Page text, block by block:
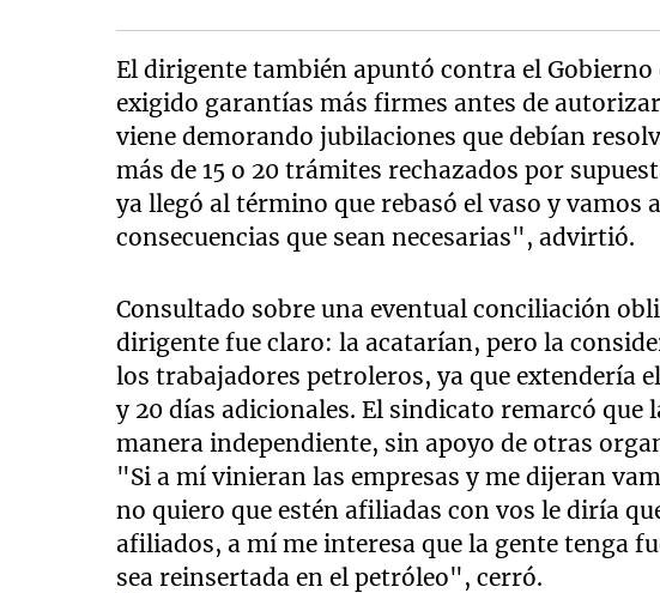
El dirigente también apuntó contra el
exigido garantías más firmes antes de autorizar
viene demorando jubilaciones que debían
más de 15 o 20 trámites rechazados por
ya llegó al término que rebasó el vaso y vamos
consecuencias que sean necesarias", advirtió.
Consultado sobre una eventual conciliación
dirigente fue claro: la acatarían, pero la
los trabajadores petroleros, ya que extendería
y 20 días adicionales. El sindicato remarcó que
manera independiente, sin apoyo de otras
"Si a mí vinieran las empresas y me dijeran
no quiero que estén afiliadas con vos le diría
afiliados, a mí me interesa que la gente tenga
sea reinsertada en el petróleo", cerró.